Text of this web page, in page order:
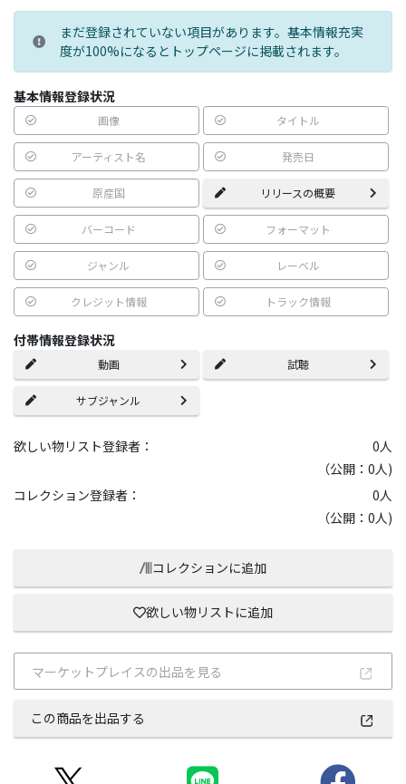
まだ登録されていない項目があります。基本情報充実
度が100%になるとトップページに掲載されます。
基本情報登録状況
画像 タイトル
アーティスト名 発売日
原産国 リリースの概要
バーコード フォーマット
ジャンル レーベル
クレジット情報 トラック情報
付帯情報登録状況
動画 試聴
サブジャンル
欲しい物リスト登録者： 0人
（公開：0人)
コレクション登録者：
0人
（公開：0人)
コレクションに追加
欲しい物リストに追加
マーケットプレイスの出品を見る
この商品を出品する